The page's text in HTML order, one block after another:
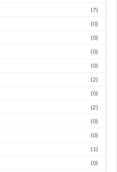
(7)
(0)
(0)
(0)
(0)
(2)
(0)
(2)
(0)
(0)
(1)
(0)